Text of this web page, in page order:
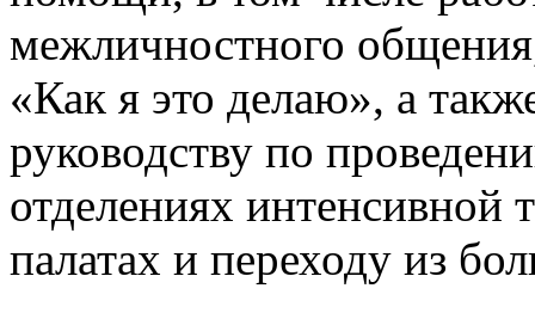
межличностного
«Как я это делаю», а
руководству по
отделениях интенсивной
палатах и переходу из